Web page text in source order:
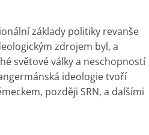
základy politiky revanše
zdrojem byl, a
světové války a neschopností
ideologie tvoří
později SRN, a dalšími